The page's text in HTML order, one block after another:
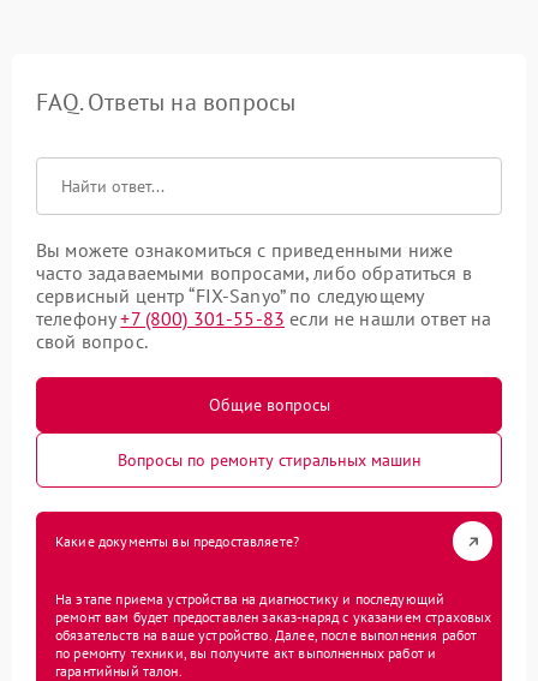
FAQ. Ответы на вопросы
Вы можете ознакомиться с приведенными ниже
часто задаваемыми вопросами, либо обратиться в
сервисный центр “FIX-Sanyo” по следующему
телефону+7 (800) 301-55-83 если не нашли ответ на
свой вопрос.
Общие вопросы
Вопросы по ремонту стиральных машин
Какие документы вы предоставляете?
На этапе приема устройства на диагностику и последующий
ремонт вам будет предоставлен заказ-наряд с указанием страховых
обязательств на ваше устройство. Далее, после выполнения работ
по ремонту техники, вы получите акт выполненных работ и
гарантийный талон.